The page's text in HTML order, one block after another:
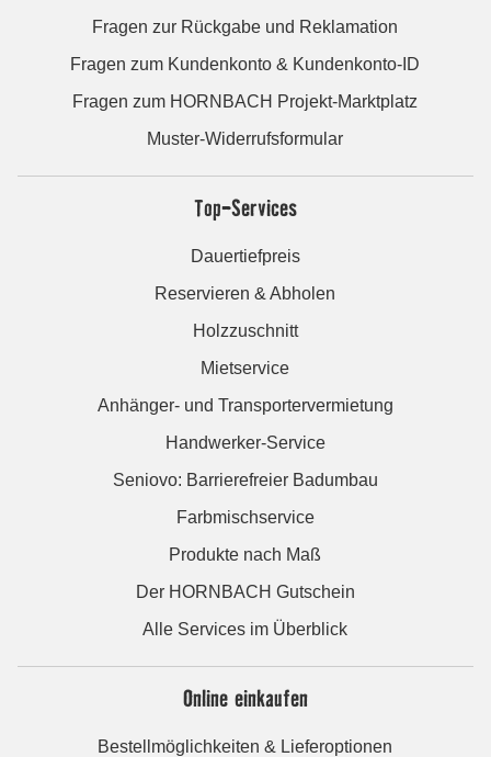
Fragen zur Rückgabe und Reklamation
Fragen zum Kundenkonto & Kundenkonto-ID
Fragen zum HORNBACH Projekt-Marktplatz
Muster-Widerrufsformular
Top-Services
Dauertiefpreis
Reservieren & Abholen
Holzzuschnitt
Mietservice
Anhänger- und Transportervermietung
Handwerker-Service
Seniovo: Barrierefreier Badumbau
Farbmischservice
Produkte nach Maß
Der HORNBACH Gutschein
Alle Services im Überblick
Online einkaufen
Bestellmöglichkeiten & Lieferoptionen